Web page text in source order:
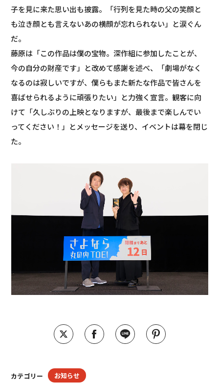
子を見に来た思い出も披露。「行列を見た時の父の笑顔と
も泣き顔とも言えないあの横顔が忘れられない」と涙ぐん
だ。
藤原は「この作品は僕の宝物。深作組に参加したことが、
今の自分の財産です」と改めて感謝を述べ、「劇場がなく
なるのは寂しいですが、僕らもまた新たな作品で皆さんを
喜ばせられるように頑張りたい」と力強く宣言。観客に向
けて「久しぶりの上映となりますが、最後まで楽しんでい
ってください！」とメッセージを送り、イベントは幕を閉じ
た。
カテゴリー お知らせ